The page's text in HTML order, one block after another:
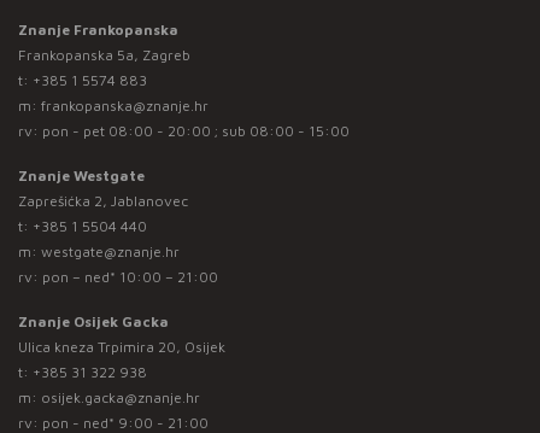
Znanje Frankopanska
Frankopanska 5a, Zagreb
t: +385 1 5574 883
m: frankopanska@znanje.hr
rv: pon - pet 08:00 - 20:00 ; sub 08:00 - 15:00
Znanje Westgate
Zaprešićka 2, Jablanovec
t: +385 1 5504 440
m: westgate@znanje.hr
rv: pon – ned* 10:00 – 21:00
Znanje Osijek Gacka
Ulica kneza Trpimira 20, Osijek
t: +385 31 322 938
m: osijek.gacka@znanje.hr
rv: pon - ned* 9:00 - 21:00